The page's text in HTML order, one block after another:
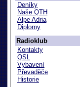
Deníky
Naše QTH
Alpe Adria
Diplomy
Radioklub
Kontakty
QSL
Vybavení
Převaděče
Historie